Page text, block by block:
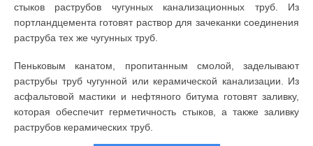
стыков раструбов чугунных канализационных труб. Из
портландцемента готовят раствор для зачеканки соединения
раструба тех же чугунных труб.
Пеньковым канатом, пропитанным смолой, заделывают
раструбы труб чугунной или керамической канализации. Из
асфальтовой мастики и нефтяного битума готовят заливку,
которая обеспечит герметичность стыков, а также заливку
раструбов керамических труб.